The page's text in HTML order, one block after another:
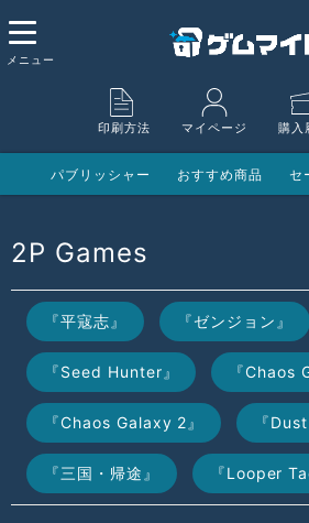
印刷方法 マイページ 購入
パブリッシャー おすすめ商品 セ
2P Games
『平寇志』 『ゼンジョン』
『Seed Hunter』 『Chaos
『Chaos Galaxy 2』 『
『三国・帰途』 『Looper